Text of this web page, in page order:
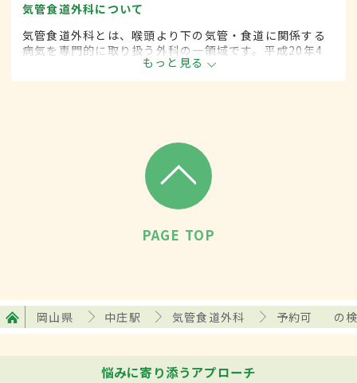
気管食道外科について
気管食道外科とは、喉頭より下の気管・食道に関係する
病気を専門的に取り扱う外科の一領域です。平成20年4
月の制度改正前は、気管食道科と呼ばれていました。
もっと見る
PAGE TOP
岡山県 中庄駅 気管食道外科 予約可 の
悩みに寄り添うアプローチ